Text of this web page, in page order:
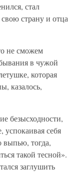
стал
страну и отца
не сможем
в чужой
которая
казалось,
безысходности,
себя
тогда,
такой тесной».
заглушить